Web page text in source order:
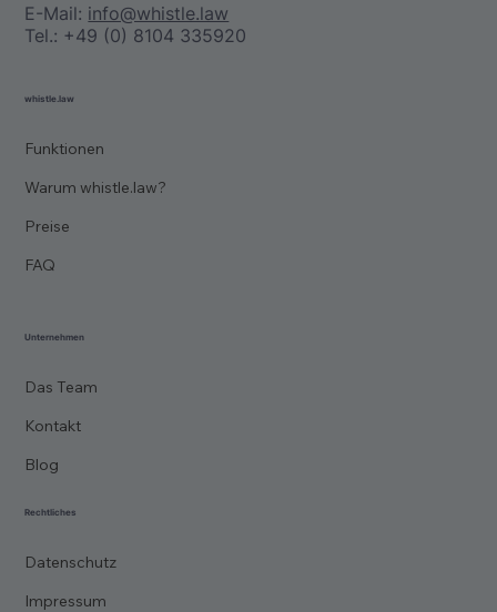
E-Mail: info@whistle.law
Tel.: +49 (0) 8104 335920
whistle.law
Funktionen
Warum whistle.law?
Preise
FAQ
Unternehmen
Das Team
Kontakt
Blog
Rechtliches
Datenschutz
Impressum